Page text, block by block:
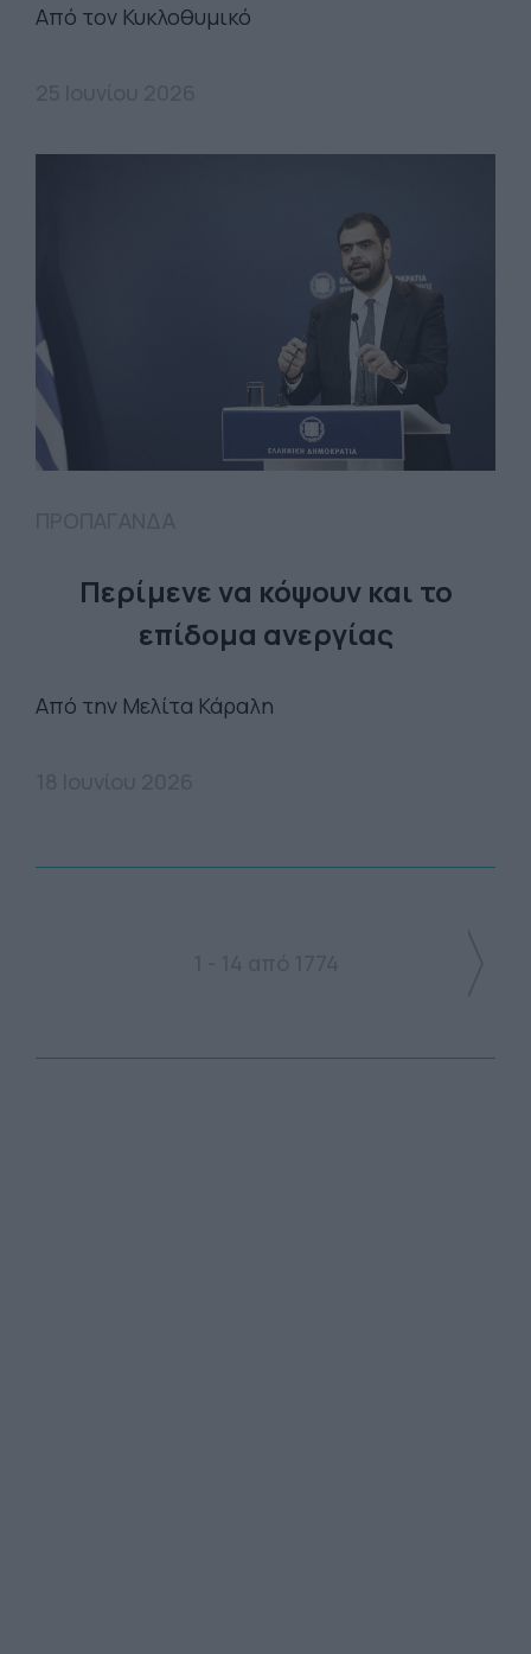
Από τον Κυκλοθυμικό
Περίμενε να κόψουν και το
επίδομα ανεργίας
Από την Μελίτα Κάραλη